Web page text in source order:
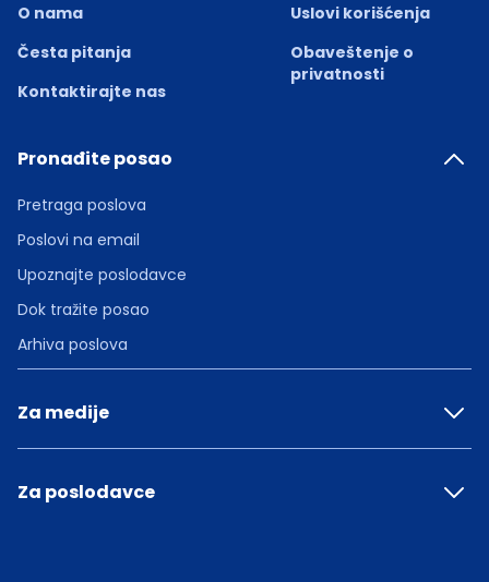
O nama
Česta pitanja
Kontaktirajte nas
Uslovi korišćenja
Obaveštenje o
privatnosti
Pronađite posao
Pretraga poslova
Poslovi na email
Upoznajte poslodavce
Dok tražite posao
Arhiva poslova
Za medije
Za poslodavce